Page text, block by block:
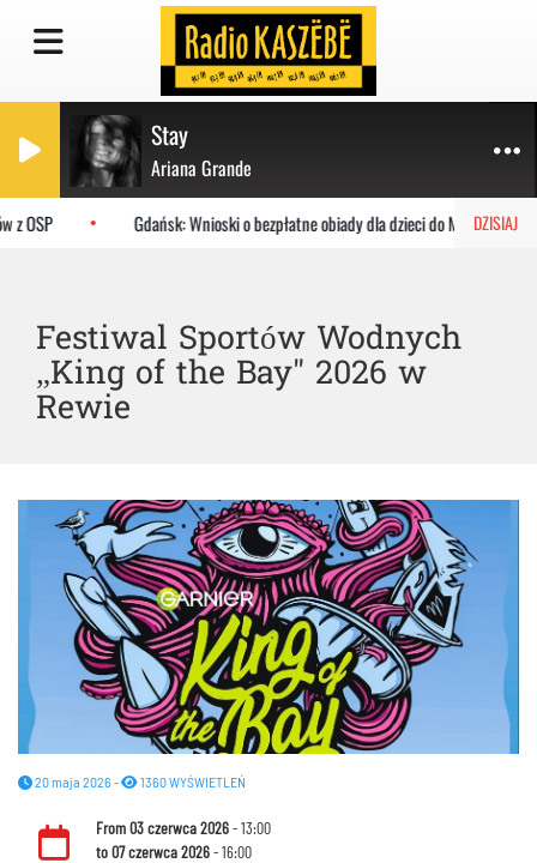
Stay
Ariana Grande
DZISIAJ
OSP Gdańsk: Wnioski o bezpłatne obiady dla dzieci do MOPR
Festiwal Sportów Wodnych
„King of the Bay" 2026 w
Rewie
20 maja 2026 - 1360 WYŚWIETLEŃ
From03 czerwca 2026- 13:00
to07 czerwca 2026- 16:00